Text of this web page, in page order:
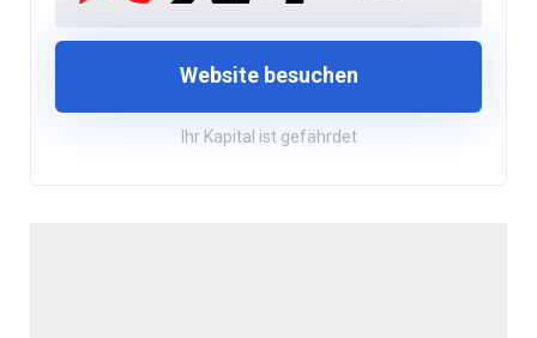
Website besuchen
Ihr Kapital ist gefährdet